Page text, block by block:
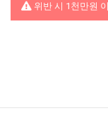
위반 시 1천만원